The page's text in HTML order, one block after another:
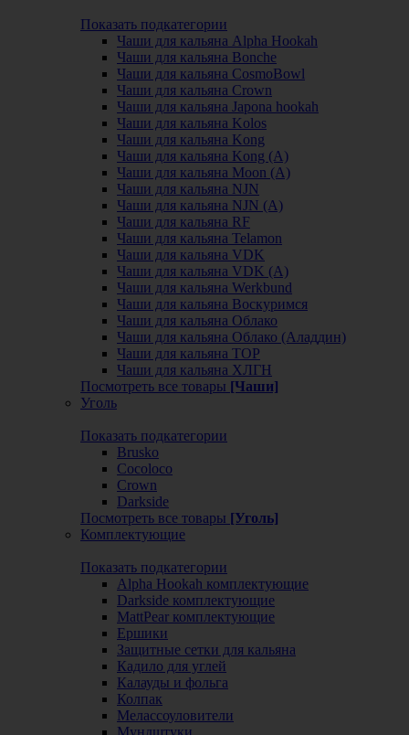
Показать подкатегории
Чаши для кальяна Alpha Hookah
Чаши для кальяна Bonche
Чаши для кальяна CosmoBowl
Чаши для кальяна Crown
Чаши для кальяна Japona hookah
Чаши для кальяна Kolos
Чаши для кальяна Kong
Чаши для кальяна Kong (A)
Чаши для кальяна Moon (А)
Чаши для кальяна NJN
Чаши для кальяна NJN (А)
Чаши для кальяна RF
Чаши для кальяна Telamon
Чаши для кальяна VDK
Чаши для кальяна VDK (А)
Чаши для кальяна Werkbund
Чаши для кальяна Воскуримся
Чаши для кальяна Облако
Чаши для кальяна Облако (Аладдин)
Чаши для кальяна ТОР
Чаши для кальяна ХЛГН
Посмотреть все товары [Чаши]
Уголь
Показать подкатегории
Brusko
Cocoloco
Crown
Darkside
Посмотреть все товары [Уголь]
Комплектующие
Показать подкатегории
Alpha Hookah комплектующие
Darkside комплектующие
MattPear комплектующие
Ершики
Защитные сетки для кальяна
Кадило для углей
Калауды и фольга
Колпак
Мелассоуловители
Мундштуки